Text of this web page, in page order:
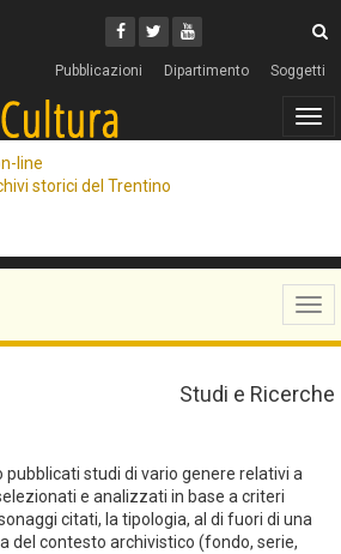
Facebook
Twitter
Youtube
Pubblicazioni Dipartimento Soggetti
line
storici del Trentino
Studi e Ricerche
pubblicati studi di vario genere relativi a
e analizzati in base a criteri
citati, la tipologia, al di fuori di una
del contesto archivistico (fondo, serie,